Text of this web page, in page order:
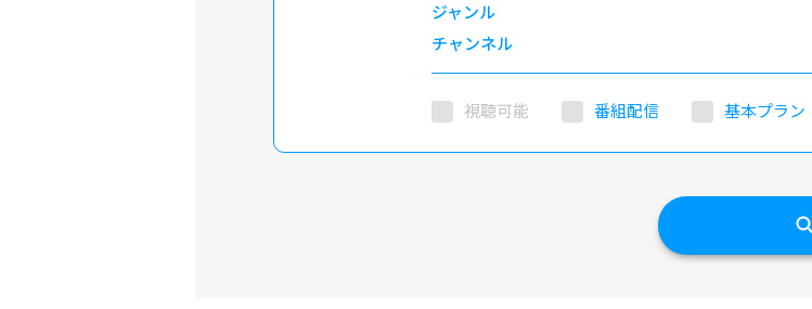
ジャンル
チャンネル
視聴可能 番組配信 基本プラン